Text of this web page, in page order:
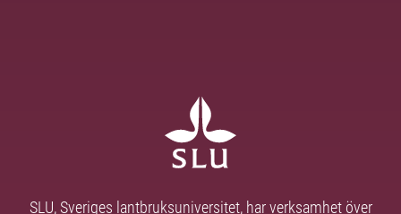
SLU, Sveriges lantbruksuniversitet, har verksamhet över